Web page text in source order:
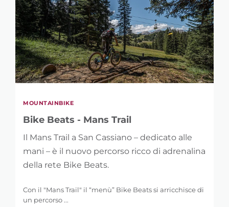
MOUNTAINBIKE
Bike Beats - Mans Trail
Il Mans Trail a San Cassiano – dedicato alle
mani – è il nuovo percorso ricco di adrenalina
della rete Bike Beats.
Con il "Mans Trail" il “menù” Bike Beats si arricchisce di
un percorso ...